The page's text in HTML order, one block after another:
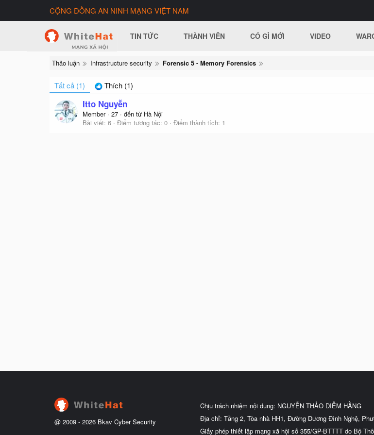
CỘNG ĐỒNG AN NINH MẠNG VIỆT NAM
TIN TỨC THÀNH VIÊN CÓ GÌ MỚI VIDEO
Thảo luận Infrastructure security Forensic 5 - Memory Forensics
Tất cả (1) Thích (1)
Itto Nguyễn
Member · 27 · đến từ Hà Nội
Bài viết 6 Điểm tương tác 0 Điểm thành tích 1
@ 2009 - 2026 Bkav Cyber Security
Chịu trách nhiệm nội dung: NGUYỄN THẢO DIỄM HẰNG
Địa chỉ: Tầng 2, Tòa nhà HH1, Đường Dương Đình Nghệ,
Giấy phép thiết lập mạng xã hội số 355/GP-BTTTT do Bộ